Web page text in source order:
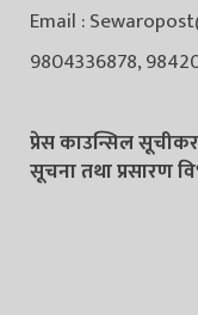
Email :
9804336878,
प्रेस काउन्सिल
सूचना तथा प्रसारण